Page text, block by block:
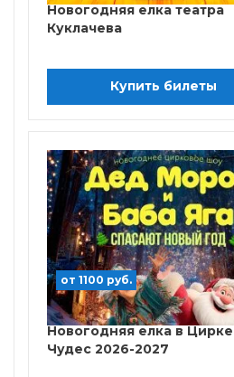
Новогодняя елка театра
Куклачева
Купить билеты
от 1100 руб.
Новогодняя елка в Цирке
Чудес 2026-2027